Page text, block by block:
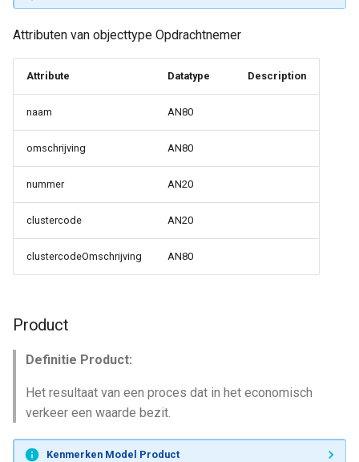
Attributen van objecttype Opdrachtnemer
Attribute Datatype Description
naam AN80
omschrijving AN80
nummer AN20
clustercode AN20
clustercodeOmschrijving AN80
Product
Definitie Product:
Het resultaat van een proces dat in het economisch
verkeer een waarde bezit.
Kenmerken Model Product